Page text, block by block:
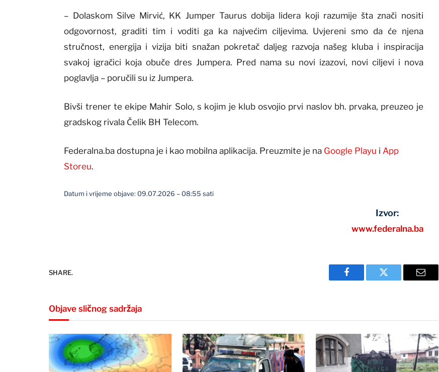
– Dolaskom Silve Mirvić, KK Jumper Taurus dobija lidera koji razumije šta znači nositi
odgovornost, graditi tim i voditi ga ka najvećim ciljevima. Uvjereni smo da će njena
stručnost, energija i vizija biti snažan pokretač daljeg razvoja našeg kluba i inspiracija
svakoj igračici koja obuče dres Jumpera. Pred nama su novi izazovi, novi ciljevi i nova
poglavlja – poručili su iz Jumpera.
Bivši trener te ekipe Mahir Solo, s kojim je klub osvojio prvi naslov bh. prvaka, preuzeo je
gradskog rivala Čelik BH Telecom.
Federalna.ba dostupna je i kao mobilna aplikacija. Preuzmite je na Google Playu iApp
Storeu.
Datum i vrijeme objave: 09.07.2026 – 08:55 sati
Izvor:
www.federalna.ba
SHARE.
Facebook Twitter Email
Objave sličnog sadržaja